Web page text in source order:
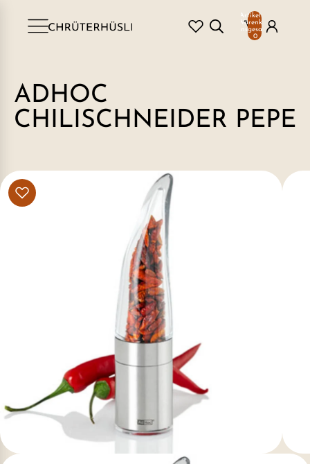
Artikel im
Warenkorb
insgesamt:
0
ADHOC
CHILISCHNEIDER PEPE